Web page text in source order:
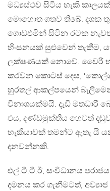
මධ්‍යස්ථව සිටිය හැකි
මොහොත ගතව තිබේ. දශක
ගොඩඑමින් සිටින රටක
හිංසනයක් සුළුවෙන්
ලක්ෂණයක් නොවේ. වෛරී
කරවන කොටස් දෙස,
හුරතල් ආකල්පයෙන්
විනාශයක්මයි. දැඩි මතධාරී
එය, දණ්ඩමුක්තිය හෙවත්
හැකියාවක් තමන්ට ඇතැ යි
දනවන්නකි.
එල්.ටී.ටී.ඊ, සංවිධානය
දමනය කර ගැනීමටත්, අව්‍යාජ